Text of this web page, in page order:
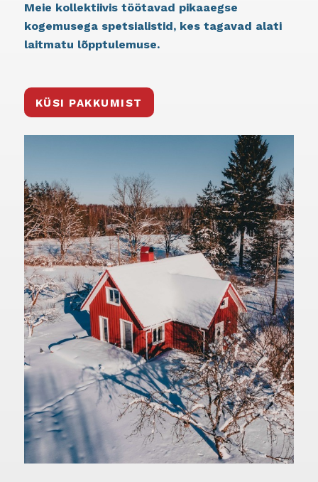
Meie kollektiivis töötavad pikaaegse
kogemusega spetsialistid, kes tagavad alati
laitmatu lõpptulemuse.
KÜSI PAKKUMIST